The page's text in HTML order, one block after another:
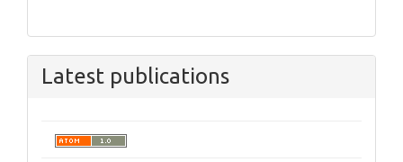
Latest publications